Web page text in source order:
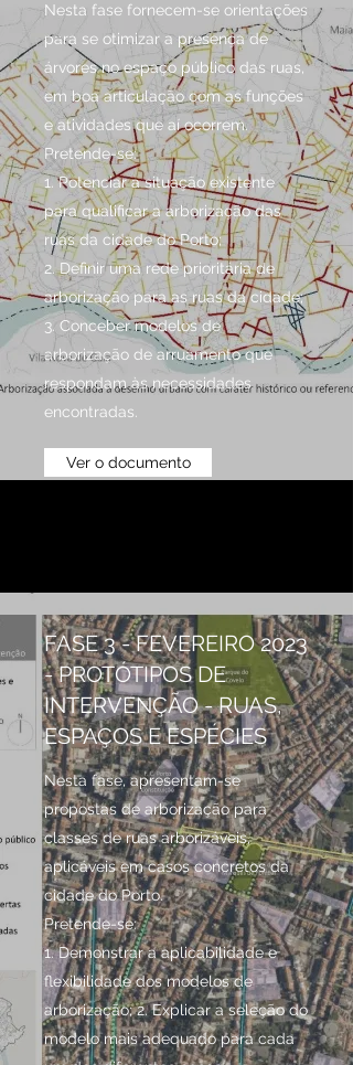
Nesta fase fornecem-se orientações
para se otimizar a presença de
árvores no espaço público das ruas,
em boa articulação com as funções
e atividades que aí ocorrem.
Pretende-se:
1. Potenciar a situação existente
para qualificar a arborização das
ruas da cidade do Porto;
2. Definir uma rede prioritária de
arborização para as ruas da cidade;
3. Conceber modelos de
arborização de arruamento que
respondam às necessidades
encontradas.
Ver o documento
FASE 3 - FEVEREIRO 2023
- PROTÓTIPOS DE
INTERVENÇÃO - RUAS,
ESPAÇOS E ESPÉCIES
Nesta fase, apresentam-se
propostas de arborização para
classes de ruas arborizáveis,
aplicáveis em casos concretos da
cidade do Porto.
Pretende-se:
1. Demonstrar a aplicabilidade e
flexibilidade dos modelos de
arborização; 2. Explicar a seleção do
modelo mais adequado para cada